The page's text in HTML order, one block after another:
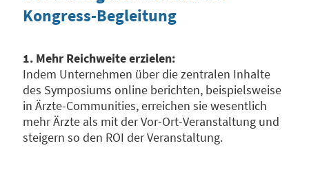
Kongress-Begleitung
1. Mehr Reichweite erzielen:
Indem Unternehmen über die zentralen Inhalte
des Symposiums online berichten, beispielsweise
in Ärzte-Communities, erreichen sie wesentlich
mehr Ärzte als mit der Vor-Ort-Veranstaltung und
steigern so den ROI der Veranstaltung.